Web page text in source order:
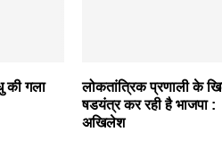
की गला
लोकतांत्रिक प्रणाली के
षडयंत्र कर रही है भाजपा :
अखिलेश